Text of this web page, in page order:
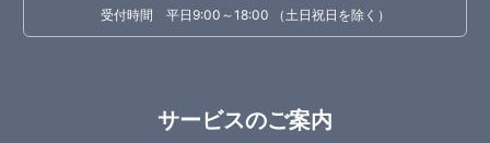
受付時間 平日9:00～18:00 （土日祝日を除く）
サービスのご案内